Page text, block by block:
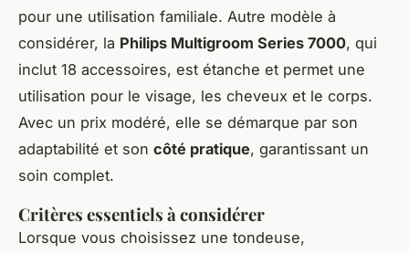
pour une utilisation familiale. Autre modèle à
considérer, la Philips Multigroom Series 7000, qui
inclut 18 accessoires, est étanche et permet une
utilisation pour le visage, les cheveux et le corps.
Avec un prix modéré, elle se démarque par son
adaptabilité et son côté pratique, garantissant un
soin complet.
Critères essentiels à considérer
Lorsque vous choisissez une tondeuse,